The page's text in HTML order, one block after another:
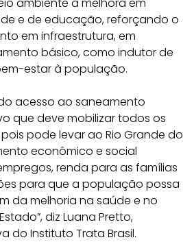
e de educação, reforçando o
em infraestrutura, em
básico, como indutor de
estar à população.
acesso ao saneamento
que deve mobilizar todos os
pode levar ao Rio Grande do
econômico e social
renda para as famílias
para que a população possa
da melhoria na saúde e no
diz Luana Pretto,
do Instituto Trata Brasil.